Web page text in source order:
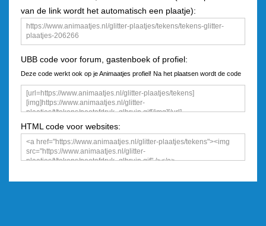
van de link wordt het automatisch een plaatje):
UBB code voor forum, gastenboek of profiel:
Deze code werkt ook op je Animaatjes profiel! Na het plaatsen wordt de code
een plaatje
HTML code voor websites: